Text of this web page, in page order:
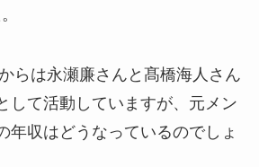
らは永瀬廉さんと髙橋海人さん
して活動していますが、元メン
年収はどうなっているのでしょ